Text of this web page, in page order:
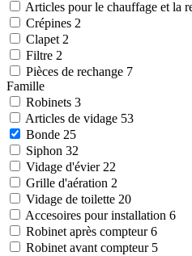
Articles pour le chauffage et la
Crépines 2
Clapet 2
Filtre 2
Pièces de rechange 7
Famille
Robinets 3
Articles de vidage 53
Bonde 25
Siphon 32
Vidage d'évier 22
Grille d'aération 2
Vidage de toilette 20
Accesoires pour installation 6
Robinet après compteur6
Robinet avant compteur 5